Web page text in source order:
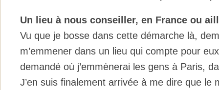
Un lieu à nous conseiller, en France ou
Vu que je bosse dans cette démarche là,
m’emmener dans un lieu qui compte pour
demandé où j’emmènerai les gens à Paris,
J’en suis finalement arrivée à me dire que le